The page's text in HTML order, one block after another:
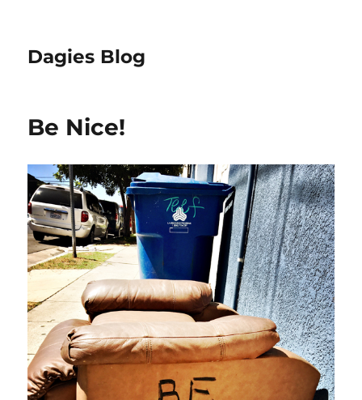
Dagies Blog
Be Nice!